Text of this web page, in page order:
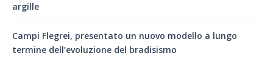
argille
Campi Flegrei, presentato un nuovo modello a lungo
termine dell’evoluzione del bradisismo